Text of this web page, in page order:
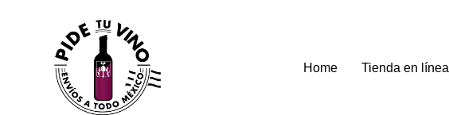
Home Tienda en línea